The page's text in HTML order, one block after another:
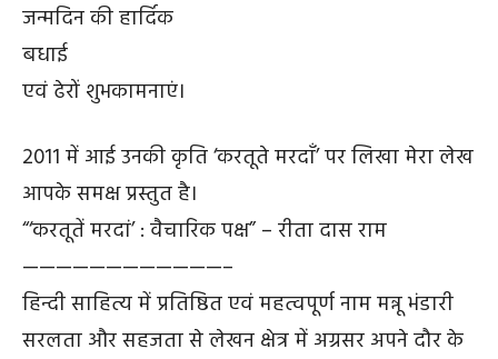
जन्मदिन की हार्दिक
बधाई
एवं ढेरों शुभकामनाएं।
2011 में आई उनकी कृति ‘करतूते मरदाँ’ पर लिखा मेरा लेख
आपके समक्ष प्रस्तुत है।
“‘करतूतें मरदां’ : वैचारिक पक्ष” – रीता दास राम
————————————–
हिन्दी साहित्य में प्रतिष्ठित एवं महत्वपूर्ण नाम मन्नू भंडारी
सरलता और सहजता से लेखन क्षेत्र में अग्रसर अपने दौर के